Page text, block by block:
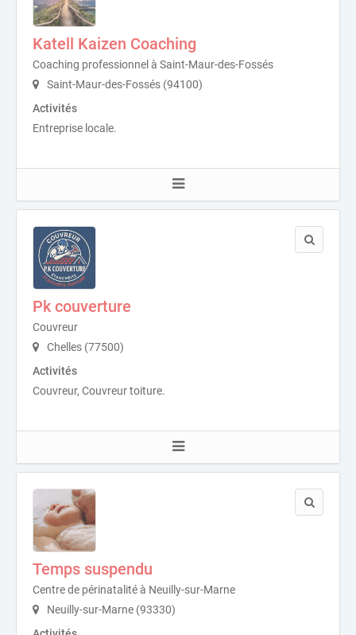
Katell Kaizen Coaching
Coaching professionnel à Saint-Maur-des-Fossés
Saint-Maur-des-Fossés (94100)
Activités
Entreprise locale.
Pk couverture
Couvreur
Chelles (77500)
Activités
Couvreur, Couvreur toiture.
Temps suspendu
Centre de périnatalité à Neuilly-sur-Marne
Neuilly-sur-Marne (93330)